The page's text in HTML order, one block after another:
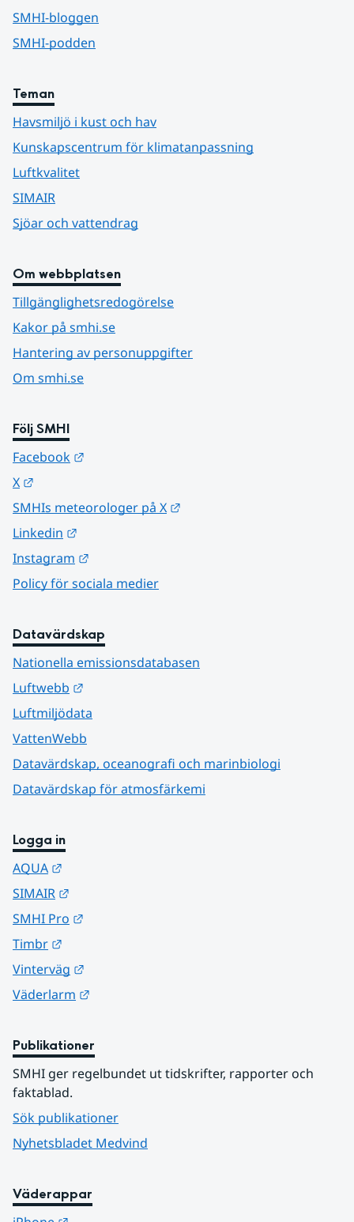
SMHI-bloggen
SMHI-podden
Teman
Havsmiljö i kust och hav
Kunskapscentrum för klimatanpassning
Luftkvalitet
SIMAIR
Sjöar och vattendrag
Om webbplatsen
Tillgänglighetsredogörelse
Kakor på smhi.se
Hantering av personuppgifter
Om smhi.se
Följ SMHI
Facebook
X
SMHIs meteorologer på X
Linkedin
Instagram
Policy för sociala medier
Datavärdskap
Nationella emissionsdatabasen
Luftwebb
Luftmiljödata
VattenWebb
Datavärdskap, oceanografi och marinbiologi
Datavärdskap för atmosfärkemi
Logga in
AQUA
SIMAIR
SMHI Pro
Timbr
Vinterväg
Väderlarm
Publikationer
SMHI ger regelbundet ut tidskrifter, rapporter och
faktablad.
Sök publikationer
Nyhetsbladet Medvind
Väderappar